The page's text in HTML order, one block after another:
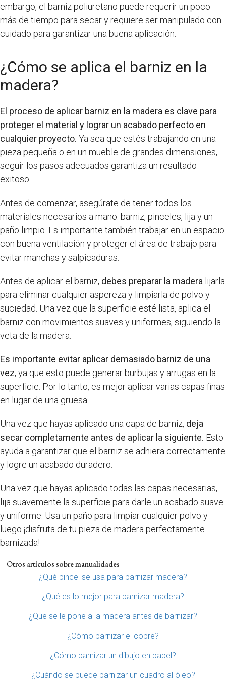
embargo, el barniz poliuretano puede requerir un poco
más de tiempo para secar y requiere ser manipulado con
cuidado para garantizar una buena aplicación.
¿Cómo se aplica el barniz en la
madera?
El proceso de aplicar barniz en la madera es clave para
proteger el material y lograr un acabado perfecto en
cualquier proyecto. Ya sea que estés trabajando en una
pieza pequeña o en un mueble de grandes dimensiones,
seguir los pasos adecuados garantiza un resultado
exitoso.
Antes de comenzar, asegúrate de tener todos los
materiales necesarios a mano: barniz, pinceles, lija y un
paño limpio. Es importante también trabajar en un espacio
con buena ventilación y proteger el área de trabajo para
evitar manchas y salpicaduras.
Antes de aplicar el barniz, debes preparar la madera lijarla
para eliminar cualquier aspereza y limpiarla de polvo y
suciedad. Una vez que la superficie esté lista, aplica el
barniz con movimientos suaves y uniformes, siguiendo la
veta de la madera.
Es importante evitar aplicar demasiado barniz de una
vez, ya que esto puede generar burbujas y arrugas en la
superficie. Por lo tanto, es mejor aplicar varias capas finas
en lugar de una gruesa.
Una vez que hayas aplicado una capa de barniz, deja
secar completamente antes de aplicar la siguiente. Esto
ayuda a garantizar que el barniz se adhiera correctamente
y logre un acabado duradero.
Una vez que hayas aplicado todas las capas necesarias,
lija suavemente la superficie para darle un acabado suave
y uniforme. Usa un paño para limpiar cualquier polvo y
luego ¡disfruta de tu pieza de madera perfectamente
barnizada!
Otros artículos sobre manualidades
¿Qué pincel se usa para barnizar madera?
¿Qué es lo mejor para barnizar madera?
¿Que se le pone a la madera antes de barnizar?
¿Cómo barnizar el cobre?
¿Cómo barnizar un dibujo en papel?
¿Cuándo se puede barnizar un cuadro al óleo?